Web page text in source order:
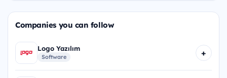
Companies you can follow
Logo Yazılım
Software +